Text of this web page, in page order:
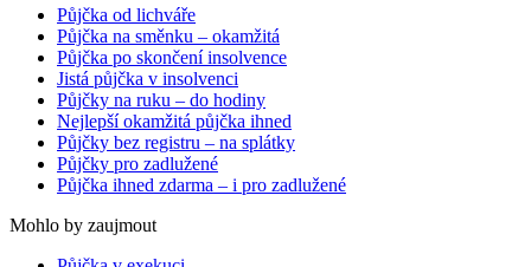
Půjčka od lichváře
Půjčka na směnku – okamžitá
Půjčka po skončení insolvence
Jistá půjčka v insolvenci
Půjčky na ruku – do hodiny
Nejlepší okamžitá půjčka ihned
Půjčky bez registru – na splátky
Půjčky pro zadlužené
Půjčka ihned zdarma – i pro zadlužené
Mohlo by zaujmout